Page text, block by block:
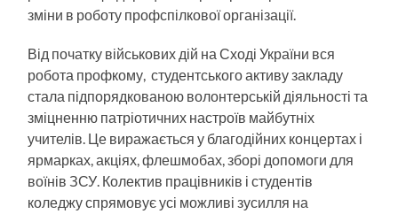
зміни в роботу профспілкової організації.
Від початку військових дій на Сході України вся
робота профкому, студентського активу закладу
стала підпорядкованою волонтерській діяльності та
зміцненню патріотичних настроїв майбутніх
учителів. Це виражається у благодійних концертах і
ярмарках, акціях, флешмобах, зборі допомоги для
воїнів ЗСУ. Колектив працівників і студентів
коледжу спрямовує усі можливі зусилля на